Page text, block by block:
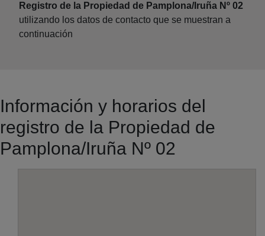
Registro de la Propiedad de Pamplona/Iruña Nº 02
utilizando los datos de contacto que se muestran a
continuación
Información y horarios del
registro de la Propiedad de
Pamplona/Iruña Nº 02